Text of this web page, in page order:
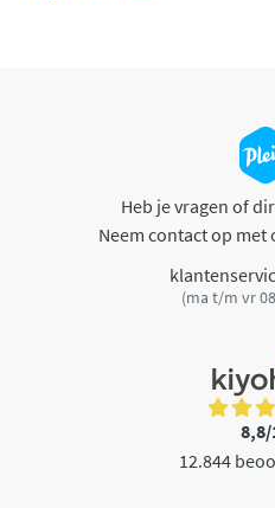
Heb je vragen of
Neem contact op met
(ma t/m vr
8,8/
12.844